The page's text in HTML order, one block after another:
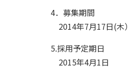
4．募集期間
2014年7月17日(木
5.採用予定期日
2015年4月1日